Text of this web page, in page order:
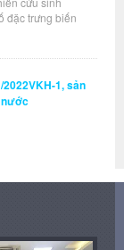
đặc trưng biến
1, sản
nước